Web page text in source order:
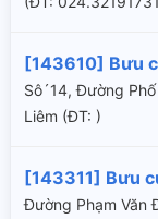
[143610] Bưu
Sô´14, Đường
Liêm (ÐT: )
[143311] Bưu
Đường Phạm Văn